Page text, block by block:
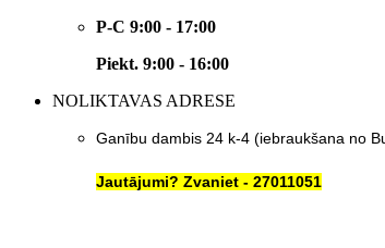
P-C 9:00 - 17:00
Piekt. 9:00 - 16:00
NOLIKTAVAS ADRESE
Ganību dambis 24 k-4 (iebraukšana no
Jautājumi? Zvaniet - 27011051